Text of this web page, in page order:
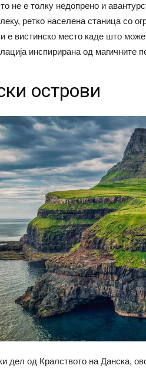
не е толку недопрено и
ретко населена станица со
е вистинско место каде што
инспирирана од магичните
острови
дел од Кралството на Данска,